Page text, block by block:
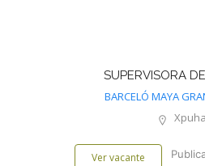
SUPERVISORA
BARCELÓ MAYA
Xpuha
Ver vacante